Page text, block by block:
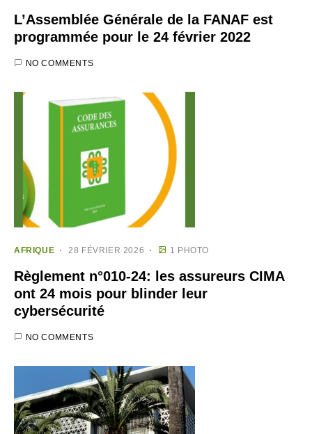
L’Assemblée Générale de la FANAF est
programmée pour le 24 février 2022
NO COMMENTS
AFRIQUE 28 FÉVRIER 2026 1 PHOTO
Règlement n°010-24: les assureurs CIMA
ont 24 mois pour blinder leur
cybersécurité
NO COMMENTS